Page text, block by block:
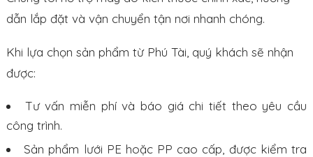
dẫn lắp đặt và vận chuyển tận nơi nhanh chóng.
Khi lựa chọn sản phẩm từ Phú Tài, quý khách sẽ nhận
được:
Tư vấn miễn phí và báo giá chi tiết theo yêu cầu
công trình.
Sản phẩm lưới PE hoặc PP cao cấp, được kiểm tra